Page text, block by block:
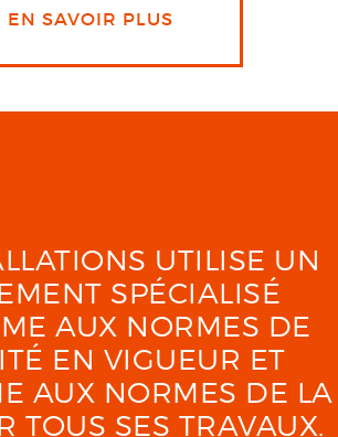
EN SAVOIR PLUS
UTILISE UN
SPÉCIALISÉ
AUX NORMES DE
EN VIGUEUR ET
AUX NORMES DE LA
TOUS SES TRAVAUX.